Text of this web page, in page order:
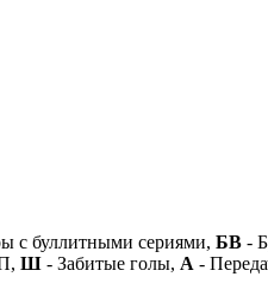
с буллитными сериями, БВ -
Ш - Забитые голы, А -